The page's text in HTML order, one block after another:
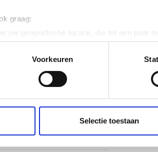
graag:
uw geografische locatie, die tot een paar
het actief te scannen op specifieke
gegevens worden verwerkt en stel
of intrekken in de Cookieverklaring.
delen we informatie over uw gebruik
Deze partners kunnen deze gegevens
Voorkeuren
Selectie toestaan